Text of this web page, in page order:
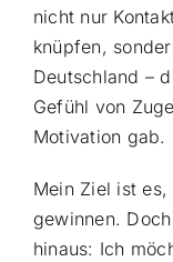
nicht nur
knüpfen,
Deutschland –
Gefühl von
Motivation gab.
Mein Ziel ist
gewinnen.
hinaus: Ich